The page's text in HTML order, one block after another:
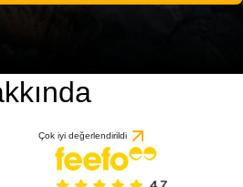
Çok iyi değerlendirildi